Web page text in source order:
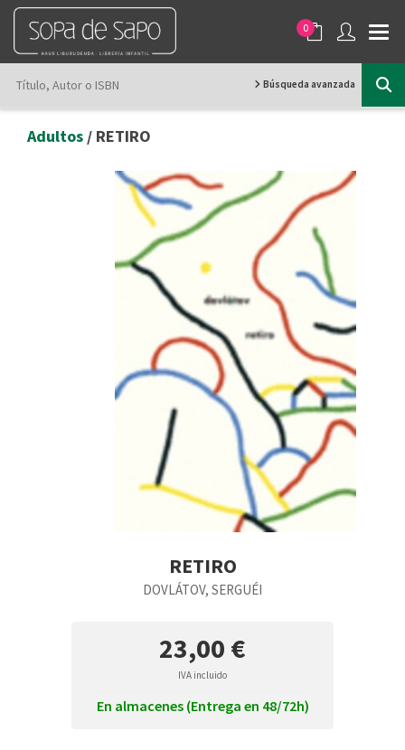
0
Búsqueda avanzada
Adultos / RETIRO
RETIRO
DOVLÁTOV, SERGUÉI
23,00 €
IVA incluido
En almacenes (Entrega en 48/72h)